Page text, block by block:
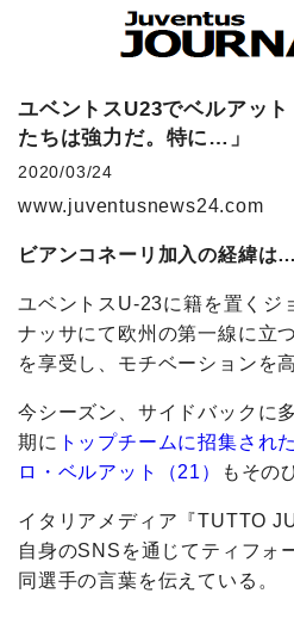
ユベントスU23でベルアッ
たちは強力だ。特に…」
2020/03/24
www.juventusnews24.com
ビアンコネーリ加入の経緯は…
ユベントスU-23に籍を置くジ
ナッサにて欧州の第一線に立
を享受し、モチベーションを
今シーズン、サイドバックに
期に トップチームに招集され
ロ・ベルアット（21）
もその
イタリアメディア『TUTTO
自身のSNSを通じてティフォ
同選手の言葉を伝えている。